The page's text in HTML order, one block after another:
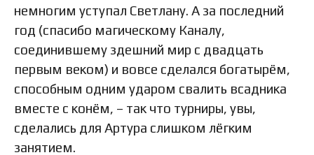
немногим уступал Светлану. А за последний
год (спасибо магическому Каналу,
соединившему здешний мир с двадцать
первым веком) и вовсе сделался богатырём,
способным одним ударом свалить всадника
вместе с конём, – так что турниры, увы,
сделались для Артура слишком лёгким
занятием.